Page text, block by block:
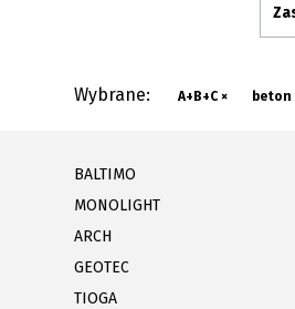
Wybrane: A+B+C × beton
BALTIMO
MONOLIGHT
ARCH
GEOTEC
TIOGA